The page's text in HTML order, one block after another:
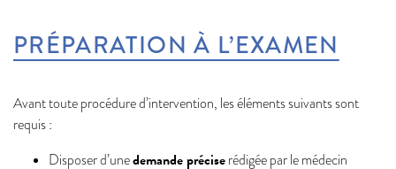
PRÉPARATION À L’EXAMEN
Avant toute procédure d’intervention, les éléments suivants sont
requis :
Disposer d’unedemande préciserédigée par le médecin